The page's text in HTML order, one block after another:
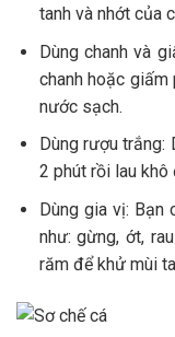
tanh và nhớt của
Dùng chanh và
chanh hoặc
nước sạch.
Dùng rượu
2 phút rồi lau khô
Dùng gia vị:
như: gừng, ớt,
răm để khử mùi